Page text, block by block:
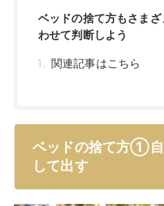
ベッドの捨て方もさま
わせて判断しよう
関連記事はこちら
ベッドの捨て方①自
して出す